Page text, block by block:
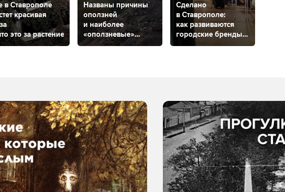
в Ставрополе
красивая
это за растение?
Названы причины
оползней
и наиболее
«оползневые»
районы
Сделано
в Ставрополе:
как развиваются
городские бренды
одежды?